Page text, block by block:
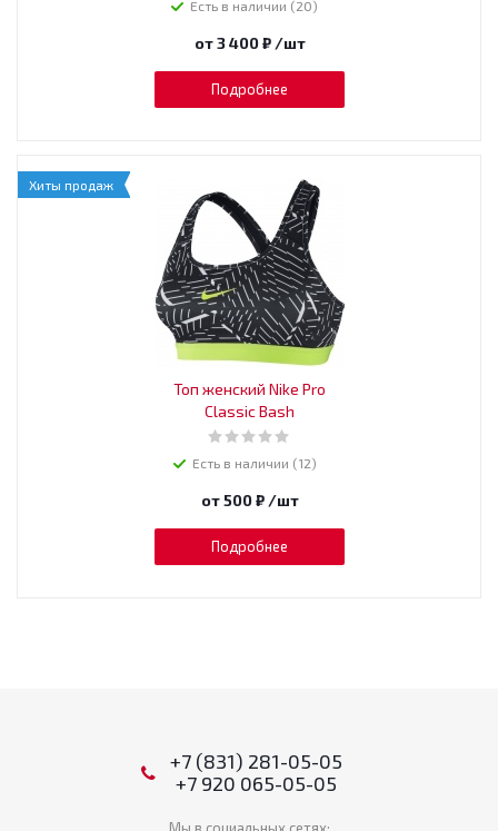
Есть в наличии (20)
от3 400 ₽ /шт
Подробнее
Хиты продаж
Топ женский Nike Pro
Classic Bash
Есть в наличии (12)
от500 ₽ /шт
Подробнее
+7 (831) 281-05-05
+7 920 065-05-05